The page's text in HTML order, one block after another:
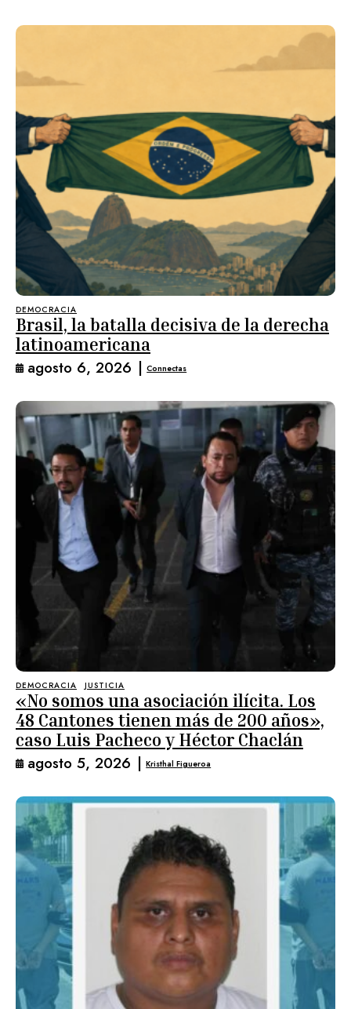
DEMOCRACIA
Brasil, la batalla decisiva de la derecha
latinoamericana
agosto 6, 2026 | Connectas
DEMOCRACIA JUSTICIA
«No somos una asociación ilícita. Los
48 Cantones tienen más de 200 años»,
caso Luis Pacheco y Héctor Chaclán
agosto 5, 2026 | Kristhal Figueroa